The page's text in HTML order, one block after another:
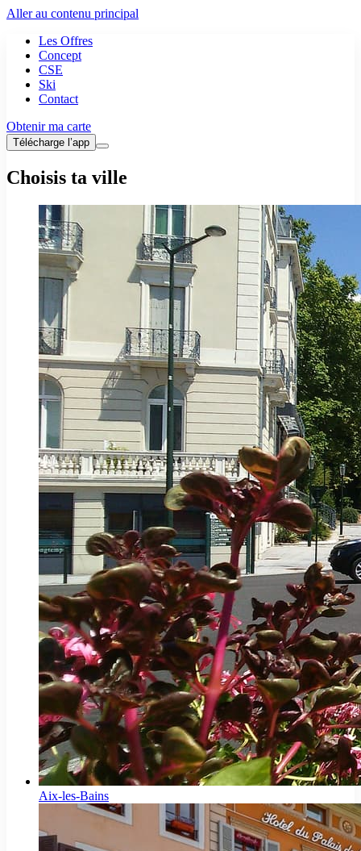
Aller au contenu principal
Les Offres
Concept
CSE
Ski
Contact
Obtenir ma carte
Télécharge l’app
Choisis ta ville
Aix-les-Bains